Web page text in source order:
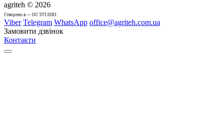
agriteh © 2026
Cтворено в — OC STUDIO
Viber Telegram WhatsApp office@agriteh.com.ua
Замовити дзвінок
Контакти